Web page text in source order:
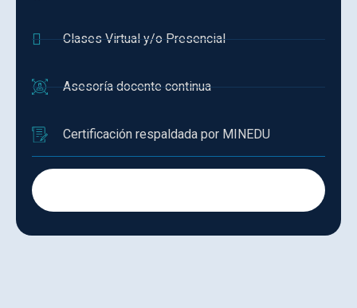
Clases Virtual y/o Presencial
Asesoría docente continua
Certificación respaldada por MINEDU